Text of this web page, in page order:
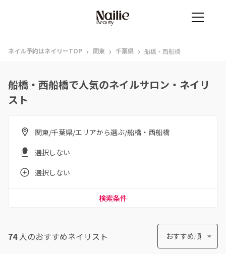
ネイル予約はネイリーTOP › 関東 › 千葉県 › 船橋・西船橋
船橋・西船橋で人気のネイルサロン・ネイリ
スト
関東/千葉県/エリアから選ぶ/船橋・西船橋
選択しない
選択しない
検索条件
74人のおすすめネイリスト おすすめ順